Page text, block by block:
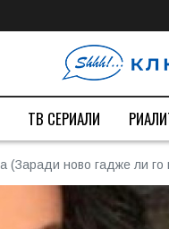
ТВ СЕРИАЛИ
(Заради ново гадже ли го